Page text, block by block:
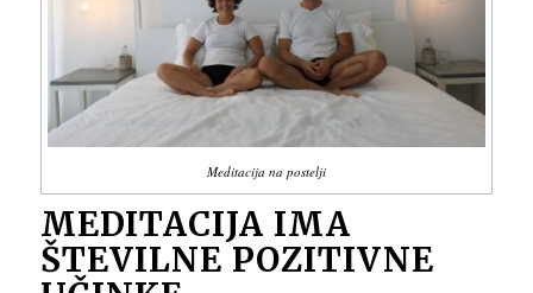
Meditacija na postelji
MEDITACIJA IMA
ŠTEVILNE POZITIVNE